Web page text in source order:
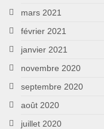
mars 2021
février 2021
janvier 2021
novembre 2020
septembre 2020
août 2020
juillet 2020